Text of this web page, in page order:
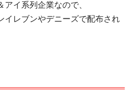
イ系列企業なので、
イレブンやデニーズで配布され